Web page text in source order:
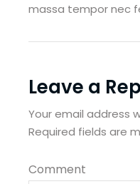
massa tempor nec
Leave a
Your email address
Required fields are
Comment